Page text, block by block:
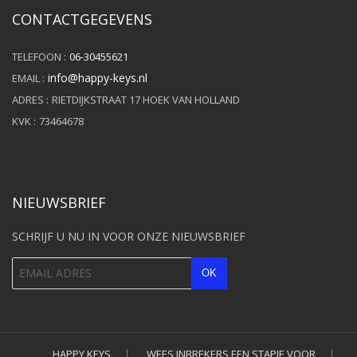
CONTACTGEGEVENS
TELEFOON : 06-30455621
EMAIL : info@happy-keys.nl
ADRES : RIETDIJKSTRAAT 17 HOEK VAN HOLLAND
KVK : 73464678
NIEUWSBRIEF
SCHRIJF U NU IN VOOR ONZE NIEUWSBRIEF